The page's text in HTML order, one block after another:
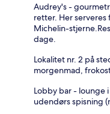
Audrey's -
retter. Her serveres
Michelin-
dage.
Lokalitet nr. 2 på
morgenmad,
Lobby bar - lounge
udendørs spisning